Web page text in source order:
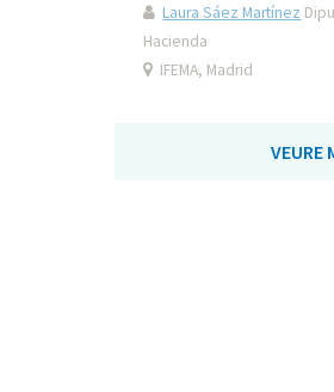
Laura Sáez Martínez
Hacienda
IFEMA, Madrid
VEURE